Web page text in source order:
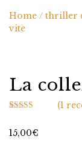
Home / thriller
vite
La
direcensioni
(1
15,00€